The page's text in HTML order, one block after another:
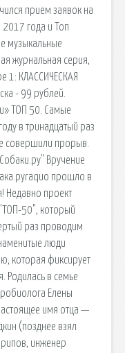
прием заявок на
2017 года и Топ
музыкальные
журнальная серия,
1: КЛАССИЧЕСКАЯ
- 99 рублей.
ТОП 50. Самые
в тринадцатый раз
совершили прорыв.
Вручение
прошло в
Недавно проект
50", который
раз проводим
люди
которая фиксирует
Родилась в семье
Елены
имя отца —
(позднее взял
инженер